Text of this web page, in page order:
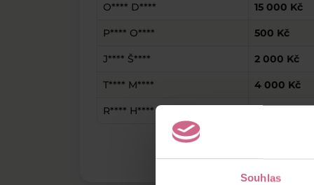
Souhlas
O**** D**** 15 000 Kč
P**** O**** 500 Kč
J**** Š**** 2 000 Kč
T**** M**** 4 000 Kč
R**** H****